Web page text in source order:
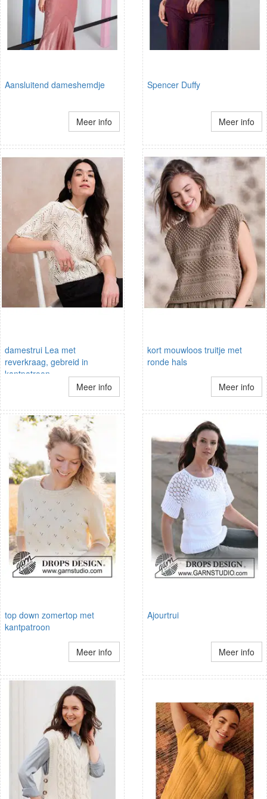
Aansluitend dameshemdje
Meer info
Spencer Duffy
Meer info
damestrui Lea met
reverkraag, gebreid in
kantpatroon
Meer info
kort mouwloos truitje met
ronde hals
Meer info
top down zomertop met
kantpatroon
Meer info
Ajourtrui
Meer info